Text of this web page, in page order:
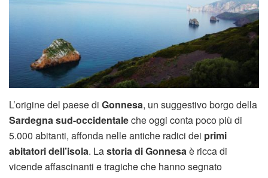
L’origine del paese di Gonnesa, un suggestivo borgo della
Sardegna sud-occidentaleche oggi conta poco più di
5.000 abitanti, affonda nelle antiche radici dei primi
abitatori dell’isola. Lastoria di Gonnesaè ricca di
vicende affascinanti e tragiche che hanno segnato